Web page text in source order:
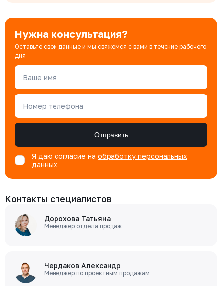
Нужна консультация?
Оставьте свои данные и мы свяжемся с вами в течение рабочего
дня
Ваше имя
Номер телефона
Отправить
Я даю согласие на обработку персональных
данных
Контакты специалистов
Дорохова Татьяна
Менеджер отдела продаж
Чердаков Александр
Менеджер по проектным продажам